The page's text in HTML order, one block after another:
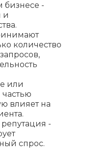
бизнесе -
и
количество
или
влияет на
-
спрос.